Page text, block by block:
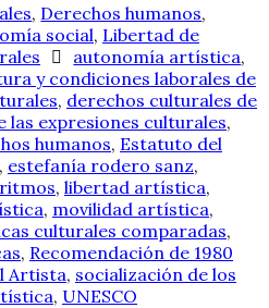
, Derechos humanos,
social, Libertad de
autonomía artística,
y condiciones laborales de
, derechos culturales de
las expresiones culturales,
humanos, Estatuto del
, estefanía rodero sanz,
, libertad artística,
, movilidad artística,
culturales comparadas,
, Recomendación de 1980
Artista, socialización de los
, UNESCO